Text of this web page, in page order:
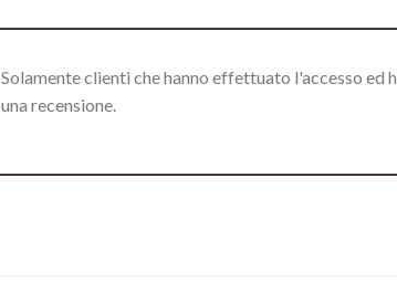
Solamente clienti che hanno effettuato l'accesso
una recensione.